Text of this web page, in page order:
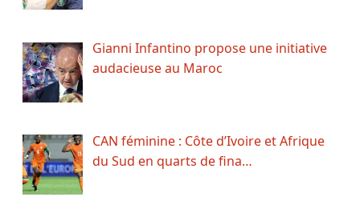
Gianni Infantino propose une initiative
audacieuse au Maroc
CAN féminine : Côte d’Ivoire et Afrique
du Sud en quarts de fina…